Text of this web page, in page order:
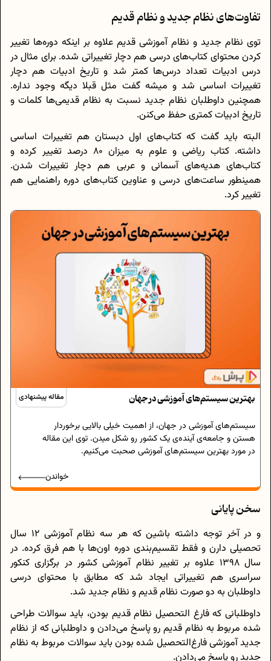
تفاوت‌های نظام جدید و نظام قدیم
توی نظام جدید و نظام آموزشی قدیم علاوه بر اینکه دوره‌ها تغییر
کردن محتوای کتاب‌های درسی هم دچار تغییراتی شده. برای مثال در
درس ادبیات تعداد درس‌ها کمتر شد و تاریخ ادبیات هم دچار
تغییرات اساسی شد و میشه گفت مثل قبلا دیگه وجود نداره.
همچنین داوطلبان نظام جدید نسبت به نظام قدیمی‌ها کلمات و
تاریخ ادبیات کمتری حفظ می‌کنن.
البته باید گفت که کتاب‌های اول دبستان هم تغییرات اساسی
داشته. کتاب ریاضی و علوم به میزان 80 درصد تغییر کرده و
کتاب‌های هدیه‌های آسمانی و عربی هم دچار تغییرات شدن.
همینطور ساعت‌های درسی و عناوین کتاب‌های دوره‌ راهنمایی هم
تغییر کرد.
مقاله پیشنهادی بهترین سیستم‌های آموزشی در جهان
سیستم‌های آموزشی در جهان، از اهمیت خیلی بالایی برخوردار
هستن و جامعه‌ی آینده‌ی یک کشور رو شکل میدن. توی این مقاله
در مورد بهترین سیستم‌های آموزشی صحبت می‌کنیم.
خواندن
سخن پایانی
و در آخر توجه داشته باشین که هر سه نظام آموزشی 12 سال
تحصیلی دارن و فقط تقسیم‌بندی دوره‌ اون‌ها با هم فرق کرده. در
سال 1398 علاوه بر تغییر نظام آموزشی کشور در برگزاری کنکور
سراسری هم تغییراتی ایجاد شد که مطابق با محتوای درسی
داوطلبان به دو صورت نظام قدیم و نظام جدید شد.
داوطلبانی که فارغ التحصیل نظام قدیم بودن، باید سوالات طراحی
شده مربوط به نظام قدیم رو پاسخ می‌دادن و داوطلبانی که از نظام
جدید آموزشی فارغ‌التحصیل شده بودن باید سوالات مربوط به نظام
جدید رو پاسخ می‌دادن.